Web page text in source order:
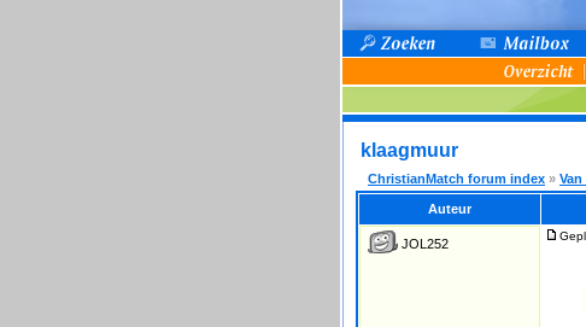
klaagmuur
ChristianMatch forum index »
Auteur
JOL252